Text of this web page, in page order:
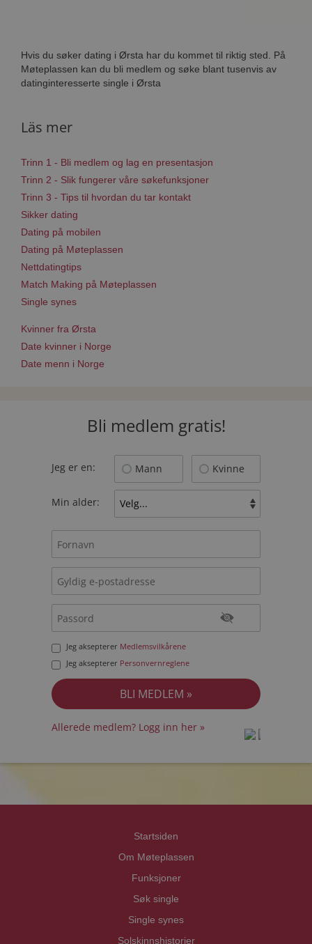
Hvis du søker dating i Ørsta har du kommet til riktig sted. På
Møteplassen kan du bli medlem og søke blant tusenvis av
datinginteresserte single i Ørsta
Läs mer
Trinn 1 - Bli medlem og lag en presentasjon
Trinn 2 - Slik fungerer våre søkefunksjoner
Trinn 3 - Tips til hvordan du tar kontakt
Sikker dating
Dating på mobilen
Dating på Møteplassen
Nettdatingtips
Match Making på Møteplassen
Single synes
Kvinner fra Ørsta
Date kvinner i Norge
Date menn i Norge
Bli medlem gratis!
Jeg er en: Mann Kvinne
Min alder:
Jeg aksepterer Medlemsvilkårene
Jeg aksepterer Personvernreglene
Allerede medlem? Logg inn her »
Startsiden
Om Møteplassen
Funksjoner
Søk single
Single synes
Solskinnshistorier